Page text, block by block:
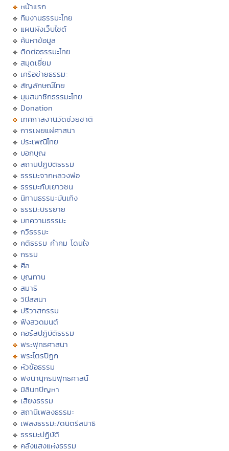
หน้าแรก
ทีมงานธรรมะไทย
แผนผังเว็บไซต์
ค้นหาข้อมูล
ติดต่อธรรมะไทย
สมุดเยี่ยม
เครือข่ายธรรมะ
สัญลักษณ์ไทย
มุมสมาชิกธรรมะไทย
Donation
เทศกาลงานวัดช่วยชาติ
การเผยแผ่ศาสนา
ประเพณีไทย
บอกบุญ
สถานปฏิบัติธรรม
ธรรมะจากหลวงพ่อ
ธรรมะกับเยาวชน
นิทานธรรมะบันเทิง
ธรรมะบรรยาย
บทความธรรมะ
กวีธรรมะ
คติธรรม คำคม โดนใจ
กรรม
ศีล
บุญทาน
สมาธิ
วิปัสสนา
ปริวาสกรรม
ฟังสวดมนต์
คอร์สปฏิบัติธรรม
พระพุทธศาสนา
พระไตรปิฏก
หัวข้อธรรม
พจนานุกรมพุทธศาสน์
มิลินทปัญหา
เสียงธรรม
สถานีเพลงธรรมะ
เพลงธรรมะ/ดนตรีสมาธิ
ธรรมะปฏิบัติ
คลังแสงแห่งธรรม